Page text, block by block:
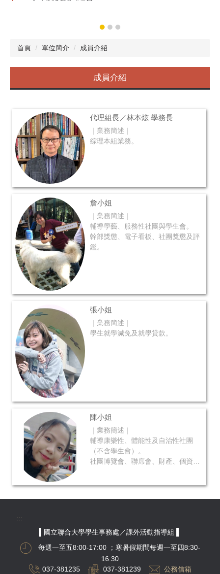
首頁 單位簡介 成員介紹
成員介紹
代理組長／林本炫 學務長
｜業務簡述｜
綜理本組業務。
詹小姐
｜業務簡述｜
輔導學藝、服務性社團與學生會。
幹部獎懲、電子看板、社團獎懲及評
鑑。
張小姐
｜業務簡述｜
學生就學減免及就學貸款。
陳小姐
｜業務簡述｜
輔導康樂性、體能性及自治性社團
（不含學生會）。
社團博覽會、聯席會、財產、個資及
:::
▌國立聯合大學學生事務處／課外活動指導組 ▌
每週一至五8:00-17:00
；寒暑假期間每週一至四8:30-
16:30
037-381235
037-381239 公務信箱